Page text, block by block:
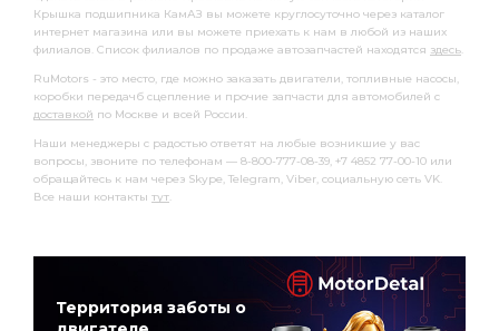
Крышка подшипника КамАЗ вы можете круглосуточно через каталог
интернет магазина или вы можете приехать к нам в любой из наших
филиалов. Список филиалов по продаже автозапчастей находятся здесь.
RuMotors - это место, где можно заказать двигатели, топливные насосы,
коробки передачб сцепление и прочие запчасти для автомобилей с
доставкой по Москве и всей России.
Наши менеджеры с радостью ответят на любые возникшие у вас
вопросы, звоните по телефонам — 8-800-777-08-39, +7 4852 77-00-10 или
обращайтесь к нам через Skype, Telegram, Viber, социальную сеть VK.
Все наши контакты тут.
Территория заботы о